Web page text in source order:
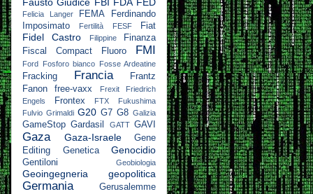
Felicia Langer FEMA
Ferdinando
Imposimato
Fertilità FESF Fiat
Fidel Castro Filippine
Finanza
Fiscal Compact
Fluoro FMI
Ford Fosforo bianco Fosse Ardeatine
Fracking Francia
Frantz
Fanon
free-vaxx Frexit
Friedrich
Engels
Frontex FTX
Fukushima
Fulvio Grimaldi G20 G7 G8 Galizia
GameStop Gardasil GATT GAVI
Gaza Gaza-Israele
Gene
Editing
Genetica Genocidio
Gentiloni Geobiologia
Geoingegneria geopolitica
Germania Gerusalemme